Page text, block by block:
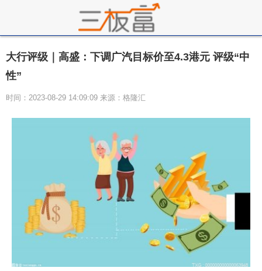
大行评级｜高盛：下调广汽目标价至4.3港元 评级“中
性”
时间：2023-08-29 14:09:09 来源：格隆汇